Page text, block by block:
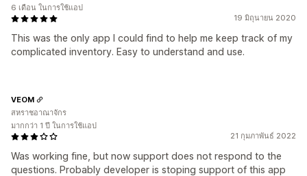
19 มิถุนายน 2020
This was the only app I could find to help me keep track of my
complicated inventory. Easy to understand and use.
6 เดือน ในการใช้แอป
21 กุมภาพันธ์ 2022
Was working fine, but now support does not respond to the
questions. Probably developer is stoping support of this app
VEOM
สหราชอาณาจักร
มากกว่า 1 ปี ในการใช้แอป